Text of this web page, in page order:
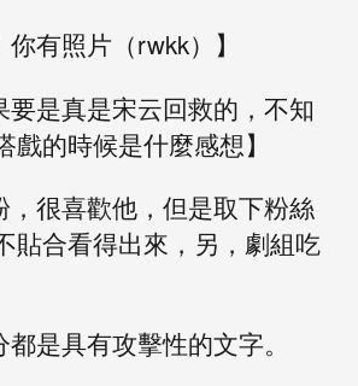
你有照片（rwkk）】
要是真是宋云回救的，不知
戲的時候是什麼感想】
，很喜歡他，但是取下粉絲
貼合看得出來，另，劇組吃
是具有攻擊性的文字。